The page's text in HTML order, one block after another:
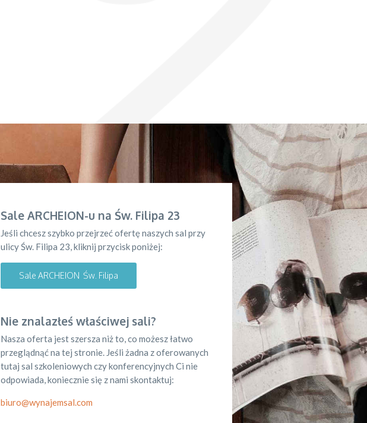
Sale ARCHEION-u na Św. Filipa 23
Jeśli chcesz szybko przejrzeć ofertę naszych sal przy
ulicy Św. Filipa 23, kliknij przycisk poniżej:
Sale ARCHEION Św. Filipa
Nie znalazłeś właściwej sali?
Nasza oferta jest szersza niż to, co możesz łatwo
przeglądnąć na tej stronie. Jeśli żadna z oferowanych
tutaj sal szkoleniowych czy konferencyjnych Ci nie
odpowiada, koniecznie się z nami skontaktuj:
biuro@wynajemsal.com